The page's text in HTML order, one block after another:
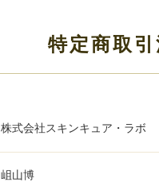
特定商取
株式会社スキンキュア・ラボ
岨山博